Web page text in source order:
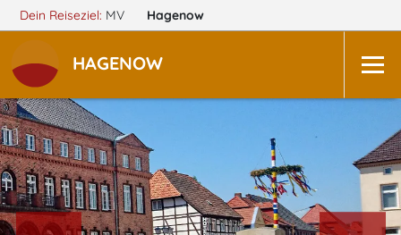
Dein Reiseziel: MV Hagenow
HAGENOW